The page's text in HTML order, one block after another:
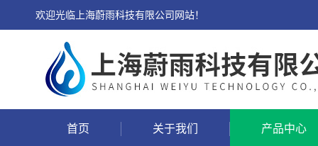
欢迎光临上海蔚雨科技有限公司网站！
首页 关于我们 产品中心